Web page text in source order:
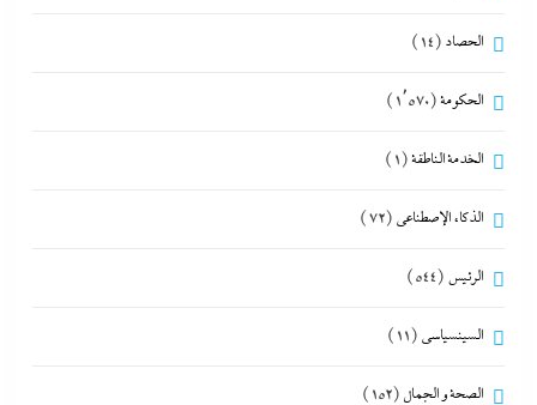
الحصاد (14)
الحكومة(1٬570)
الخدمة الناطقة(1)
الذكاء الإصطناعي (72)
الرئيس (544)
السينسياسي (11)
الصحة و الجمال (152)